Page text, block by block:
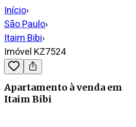
Início›
São Paulo›
Itaim Bibi›
Imóvel KZ7524
Apartamento à venda em
Itaim Bibi